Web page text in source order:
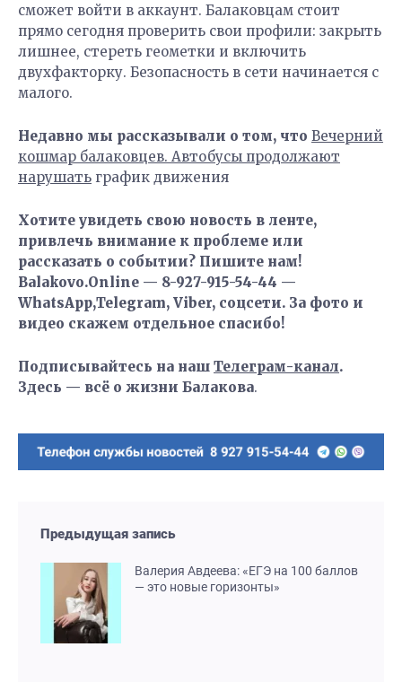
сможет войти в аккаунт. Балаковцам стоит
прямо сегодня проверить свои профили: закрыть
лишнее, стереть геометки и включить
двухфакторку. Безопасность в сети начинается с
малого.
Недавно мы рассказывали о том, что Вечерний
кошмар балаковцев. Автобусы продолжают
нарушать график движения
Хотите увидеть свою новость в ленте,
привлечь внимание к проблеме или
рассказать о событии? Пишите нам!
Balakovo.Online — 8-927-915-54-44 —
WhatsApp,Telegram, Viber, соцсети. За фото и
видео скажем отдельное спасибо!
Подписывайтесь на наш Телеграм-канал.
Здесь — всё о жизни Балакова.
Предыдущая запись
Валерия Авдеева: «ЕГЭ на 100 баллов
— это новые горизонты»